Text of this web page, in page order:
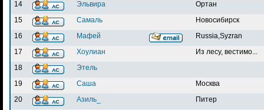
14
Эльвира
Ортан
15
Самаль
Новосибирск
16
Мафей
Russia,Syzran
17
Хоулиан
Из лесу, вестимо...
18
Этель
19
Саша
Москва
20
Азиль_
Питер